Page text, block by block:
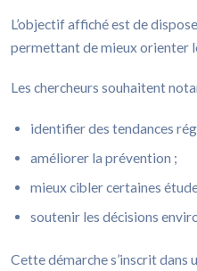
L’objectif affiché est de
permettant de mieux orienter
Les chercheurs souhaitent
identifier des tendances
améliorer la prévention ;
mieux cibler certaines
soutenir les décisions
Cette démarche s’inscrit dans